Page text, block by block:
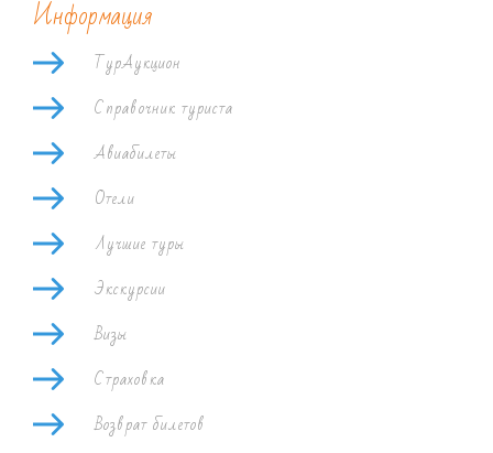
Информация
ТурАукцион
Справочник туриста
Авиабилеты
Отели
Лучшие туры
Экскурсии
Визы
Страховка
Возврат билетов